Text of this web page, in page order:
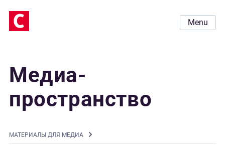
Menu
Медиа-
пространство
MАТЕРИАЛЫ ДЛЯ МЕДИА